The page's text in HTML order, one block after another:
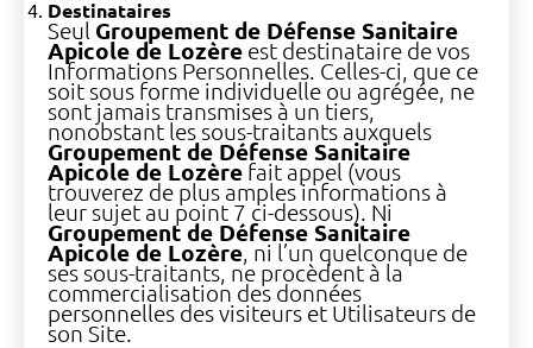
Destinataires
Seul Groupement de Défense Sanitaire
Apicole de Lozère est destinataire de vos
Informations Personnelles. Celles-ci, que ce
soit sous forme individuelle ou agrégée, ne
sont jamais transmises à un tiers,
nonobstant les sous-traitants auxquels
Groupement de Défense Sanitaire
Apicole de Lozère fait appel (vous
trouverez de plus amples informations à
leur sujet au point 7 ci-dessous). Ni
Groupement de Défense Sanitaire
Apicole de Lozère, ni l’un quelconque de
ses sous-traitants, ne procèdent à la
commercialisation des données
personnelles des visiteurs et Utilisateurs de
son Site.